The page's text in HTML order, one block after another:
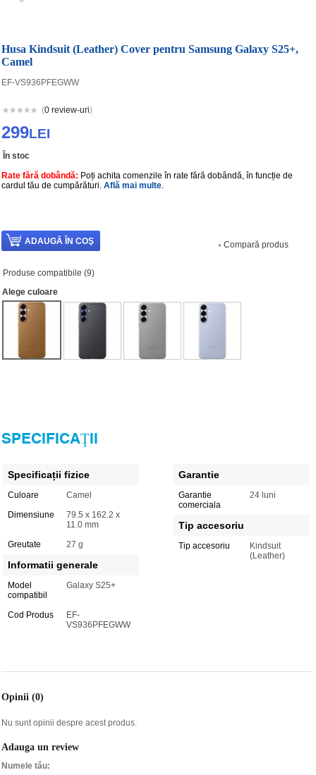
Husa Kindsuit (Leather) Cover pentru Samsung Galaxy S25+,
Camel
EF-VS936PFEGWW
(0 review-uri)
299LEI
În stoc
Rate fără dobândă: Poți achita comenzile în rate fără dobândă, în funcție de
cardul tău de cumpărături.Află mai multe.
Compară produs
Produse compatibile (9)
Alege culoare
SPECIFICAŢII
Specificații fizice
Culoare
Camel
Dimensiune
79.5 x 162.2 x
11.0 mm
Greutate
27 g
Informatii generale
Model
compatibil
Galaxy S25+
Cod Produs
EF-
VS936PFEGWW
Garantie
Garantie
comerciala
24 luni
Tip accesoriu
Tip accesoriu
Kindsuit
(Leather)
Opinii (0)
Nu sunt opinii despre acest produs.
Adauga un review
Numele tău: